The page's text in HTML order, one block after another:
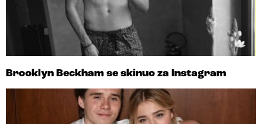
Brooklyn Beckham se skinuo za Instagram